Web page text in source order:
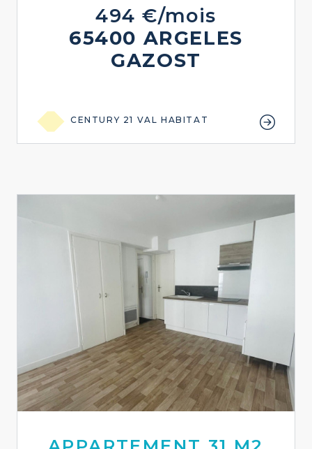
494 €/mois
65400 ARGELES
GAZOST
CENTURY 21 VAL HABITAT